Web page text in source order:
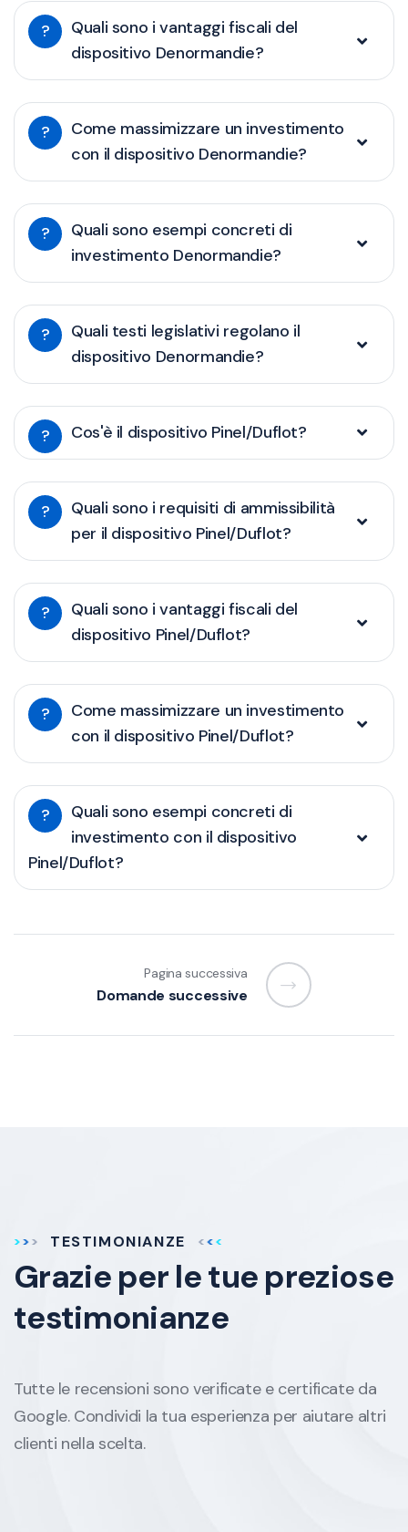
?
Quali sono i vantaggi fiscali del
dispositivo Denormandie?
?
Come massimizzare un investimento
con il dispositivo Denormandie?
?
Quali sono esempi concreti di
investimento Denormandie?
?
Quali testi legislativi regolano il
dispositivo Denormandie?
? Cos'è il dispositivo Pinel/Duflot?
?
Quali sono i requisiti di ammissibilità
per il dispositivo Pinel/Duflot?
?
Quali sono i vantaggi fiscali del
dispositivo Pinel/Duflot?
?
Come massimizzare un investimento
con il dispositivo Pinel/Duflot?
?
Quali sono esempi concreti di
investimento con il dispositivo
Pinel/Duflot?
Pagina successiva
Domande successive
TESTIMONIANZE
Grazie per le tuepreziose
testimonianze
Tutte le recensioni sono verificate e certificate da
Google. Condividi la tua esperienza per aiutare altri
clienti nella scelta.